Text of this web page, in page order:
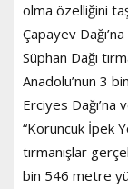
olma özelliğini
Çapayev
Süphan Dağı
Anadolu’nun 3
Erciyes Dağı’na
“Koruncuk İpek
tırmanışlar
bin 546 metre